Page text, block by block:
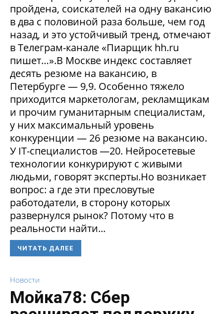
пройдена, соискателей на одну вакансию
в два с половиной раза больше, чем год
назад, и это устойчивый тренд, отмечают
в Телеграм-канале «Пиарщик hh.ru
пишет…».В Москве индекс составляет
десять резюме на вакансию, в
Петербурге — 9,9. Особенно тяжело
приходится маркетологам, рекламщикам
и прочим гуманитарным специалистам,
у них максимальный уровень
конкуренции — 26 резюме на вакансию.
У IT-специалистов —20. Нейросетевые
технологии конкурируют с живыми
людьми, говорят эксперты.Но возникает
вопрос: а где эти пресловутые
работодатели, в сторону которых
развернулся рынок? Потому что в
реальности найти...
ЧИТАТЬ ДАЛЕЕ
Новости
Мойка78: Сбер